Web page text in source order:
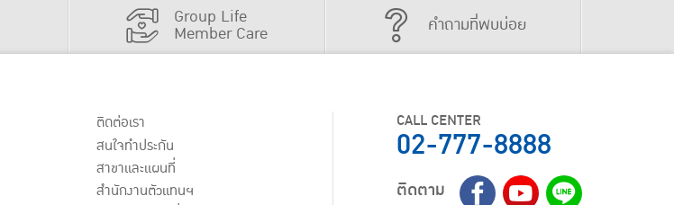
Group Life
Member Care คำถามที่พบบ่อย
ติดต่อเรา
สนใจทำประกัน
สาขาและแผนที่
สำนักงานตัวแทนฯ
CALL CENTER
02-777-8888
ติดตาม